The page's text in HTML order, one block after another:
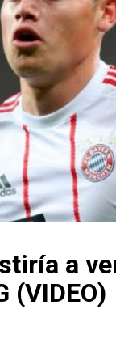
a
(VIDEO)